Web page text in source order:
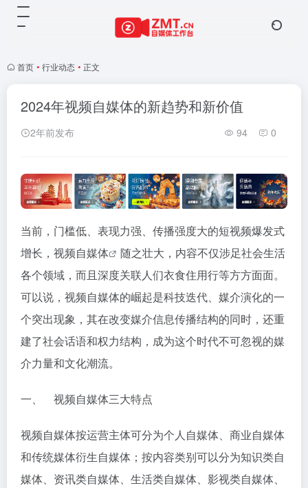
首页 • 行业动态 • 正文
2024年视频自媒体的新趋势和新价值
2年前发布 94 0
当前，门槛低、表现力强、传播强度大的短视频爆发式
增长，视频自媒体
随之壮大，内容不仅涉足社会生活
各个领域，而且深度关联人们衣食住用行等方方面面。
可以说，视频自媒体的崛起是科技迭代、媒介演化的一
个突出现象，其在改变媒介信息传播结构的同时，还重
建了社会话语和权力结构，成为这个时代不可忽视的媒
介力量和文化潮流。
一、 视频自媒体三大特点
视频自媒体按运营主体可分为个人自媒体、商业自媒体
和传统媒体衍生自媒体；按内容类别可以分为知识类自
媒体、资讯类自媒体、生活类自媒体、影视类自媒体、